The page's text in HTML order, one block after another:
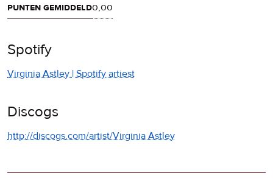
punten gemiddeld0,00
Spotify
Virginia Astley | Spotify artiest
Discogs
http://discogs.com/artist/Virginia Astley